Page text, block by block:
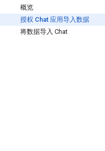
概览
授权 Chat 应用导入数据
将数据导入 Chat